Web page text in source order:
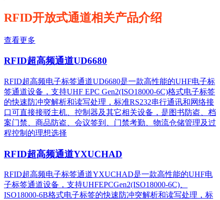
RFID开放式通道相关产品介绍
查看更多
RFID超高频通道UD6680
RFID超高频电子标签通道UD6680是一款高性能的UHF电子标
签通道设备，支持UHF EPC Gen2(ISO18000-6C)格式电子标签
的快速防冲突解析和读写处理，标准RS232串行通讯和网络接
口可直接接驳主机、控制器及其它相关设备，是图书防盗、档
案门禁、商品防盗、会议签到、门禁考勤、物流仓储管理及过
程控制的理想选择
RFID超高频通道YXUCHAD
RFID超高频电子标签通道YXUCHAD是一款高性能的UHF电
子标签通道设备，支持UHFEPCGen2(ISO18000-6C)、
ISO18000-6B格式电子标签的快速防冲突解析和读写处理，标